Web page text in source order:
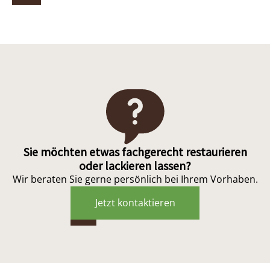
Sie möchten etwas fachgerecht restaurieren
oder lackieren lassen?
Wir beraten Sie gerne persönlich bei Ihrem Vorhaben.
Jetzt kontaktieren